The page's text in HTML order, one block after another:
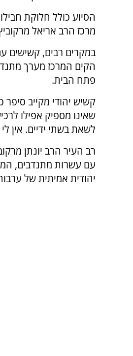
הסיוע כולל חלוקת
מרכז הרב אריאל
במקרים רבים, קשישים
הקים המרכז מערך
פתח הבית.
שאינו מספיק אפילו
לשאת בשתי ידיים. אין
רב העיר הרב יונתן
עם עשרות מתנדבים,
יהודית אמיתית של